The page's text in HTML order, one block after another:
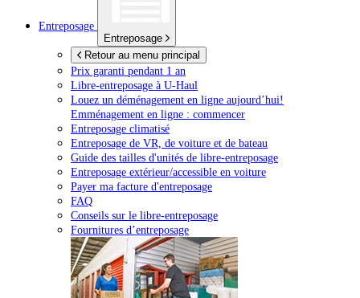
Entreposage
Entreposage
Retour au menu principal
Prix garanti pendant 1 an
Libre-entreposage à U-Haul
Louez un déménagement en ligne aujourd’hui!
Emménagement en ligne : commencer
Entreposage climatisé
Entreposage de VR, de voiture et de bateau
Guide des tailles d'unités de libre-entreposage
Entreposage extérieur/accessible en voiture
Payer ma facture d'entreposage
FAQ
Conseils sur le libre-entreposage
Fournitures d’entreposage